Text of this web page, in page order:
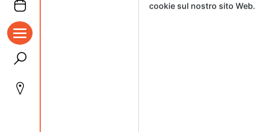
ADI L’
cookie sul nostro sito Web.